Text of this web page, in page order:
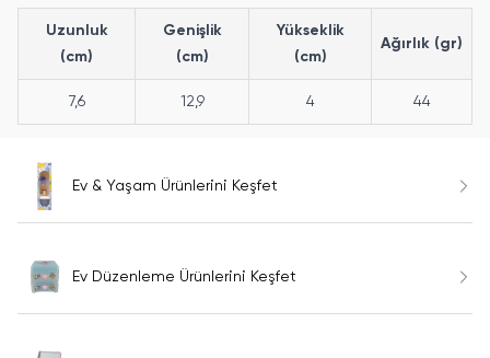
Uzunluk
(cm)
Genişlik
(cm)
Yükseklik
(cm)
Ağırlık (gr)
7,6 12,9 4 44
Ev & Yaşam Ürünlerini Keşfet
Ev Düzenleme Ürünlerini Keşfet